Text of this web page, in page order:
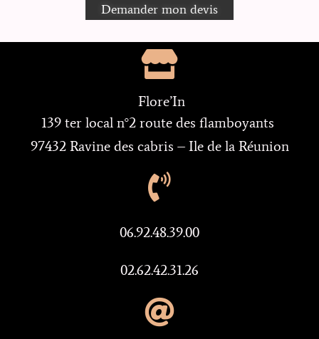
Flore’In
139 ter local n°2 route des flamboyants
97432 Ravine des cabris – Ile de la Réunion
06.92.48.39.00
02.62.42.31.26